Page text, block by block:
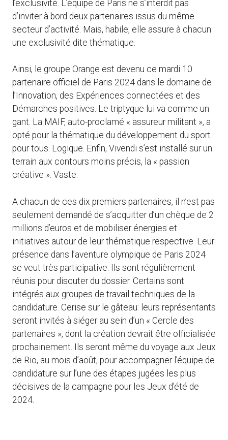
l’exclusivité. L’équipe de Paris ne s’interdit pas
d’inviter à bord deux partenaires issus du même
secteur d’activité. Mais, habile, elle assure à chacun
une exclusivité dite thématique.
Ainsi, le groupe Orange est devenu ce mardi 10
partenaire officiel de Paris 2024 dans le domaine de
l’Innovation, des Expériences connectées et des
Démarches positives. Le triptyque lui va comme un
gant. La MAIF, auto-proclamé « assureur militant », a
opté pour la thématique du développement du sport
pour tous. Logique. Enfin, Vivendi s’est installé sur un
terrain aux contours moins précis, la « passion
créative ». Vaste.
A chacun de ces dix premiers partenaires, il n’est pas
seulement demandé de s’acquitter d’un chèque de 2
millions d’euros et de mobiliser énergies et
initiatives autour de leur thématique respective. Leur
présence dans l’aventure olympique de Paris 2024
se veut très participative. Ils sont régulièrement
réunis pour discuter du dossier. Certains sont
intégrés aux groupes de travail techniques de la
candidature. Cerise sur le gâteau: leurs représentants
seront invités à siéger au sein d’un « Cercle des
partenaires », dont la création devrait être officialisée
prochainement. Ils seront même du voyage aux Jeux
de Rio, au mois d’août, pour accompagner l’équipe de
candidature sur l’une des étapes jugées les plus
décisives de la campagne pour les Jeux d’été de
2024.